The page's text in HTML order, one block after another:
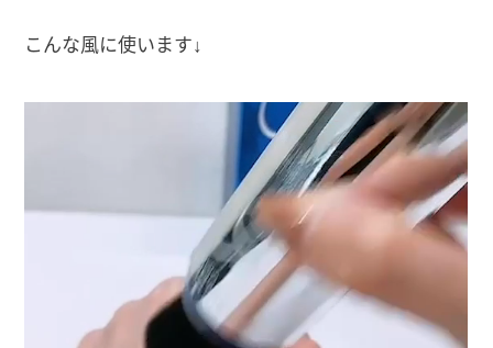
こんな風に使います↓